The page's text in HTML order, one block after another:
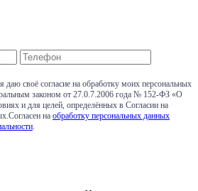
своё согласие на обработку моих персональных
законом от 27.0.7.2006 года № 152-ФЗ «О
и для целей, определённых в Согласии на
на обработку персональных данных